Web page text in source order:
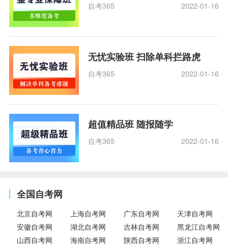
自考365 2022-01-16
无忧实验班 扫除单科拦路虎
自考365 2022-01-16
超值精品班 随报随学
自考365 2022-01-16
全国自考网
北京自考网 上海自考网 广东自考网
天津自考网
安徽自考网
湖北自考网 吉林自考网
黑龙江自考网
山西自考网
海南自考网 陕西自考网 浙江自考网